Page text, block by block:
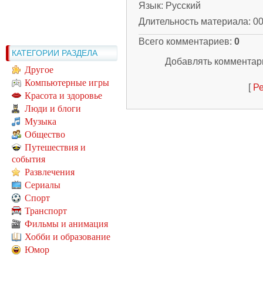
КАТЕГОРИИ РАЗДЕЛА
Другое
Компьютерные игры
Красота и здоровье
Люди и блоги
Музыка
Общество
Путешествия и
события
Развлечения
Сериалы
Спорт
Транспорт
Фильмы и анимация
Хобби и образование
Юмор
Язык: Русский
Длительность материала:
Всего комментариев: 0
Добавлять
[